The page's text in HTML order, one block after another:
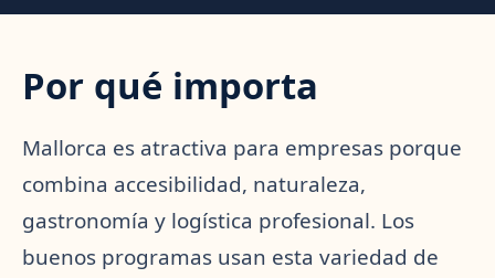
Por qué importa
Mallorca es atractiva para empresas porque
combina accesibilidad, naturaleza,
gastronomía y logística profesional. Los
buenos programas usan esta variedad de